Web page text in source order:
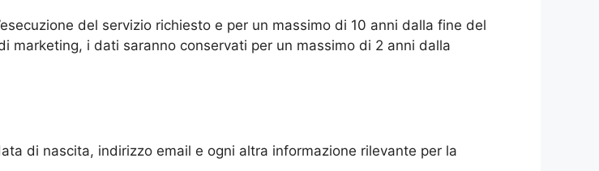
del servizio richiesto e per un massimo di 10 anni dalla fine del
marketing, i dati saranno conservati per un massimo di 2 anni dalla
di nascita, indirizzo email e ogni altra informazione rilevante per la